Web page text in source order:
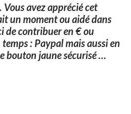
Vous avez apprécié cet
un moment ou aidé dans
de contribuer en € ou
: Paypal mais aussi en
bouton jaune sécurisé…